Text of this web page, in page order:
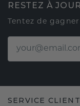
RESTEZ À JOUR
Tentez de
SERVICE CLIENT